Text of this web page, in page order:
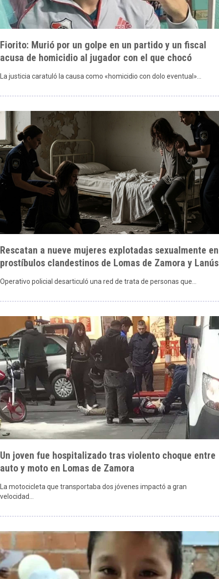
Fiorito: Murió por un golpe en un partido y un fiscal
acusa de homicidio al jugador con el que chocó
La justicia caratuló la causa como «homicidio con dolo eventual»…
Rescatan a nueve mujeres explotadas sexualmente en
prostíbulos clandestinos de Lomas de Zamora y Lanús
Operativo policial desarticuló una red de trata de personas que…
Un joven fue hospitalizado tras violento choque entre
auto y moto en Lomas de Zamora
La motocicleta que transportaba dos jóvenes impactó a gran
velocidad…